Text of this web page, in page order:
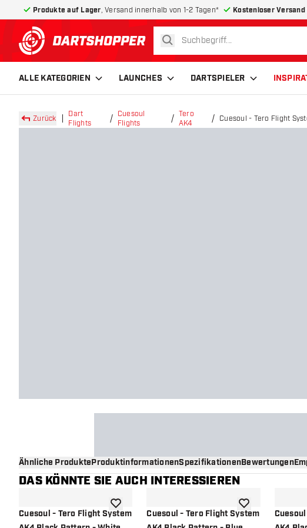
Produkte auf Lager , Versand innerhalb von 1-2 Tagen* Kostenloser Versand
zurück zur Startseite
suchen
ALLE KATEGORIEN LAUNCHES DARTSPIELER
Zurück
Dart
Flights
Cuesoul
Flights
Tero
AK4
Cuesoul - Tero Flight
Flights
Ähnliche ProdukteProduktinformationenSpezifikationenBewertungen
DAS KÖNNTE SIE AUCH INTERESSIEREN
Cuesoul - Tero Flight SystemZur Wunschliste hinzufügen
Cuesoul - Tero Flight SystemZur Wunschliste